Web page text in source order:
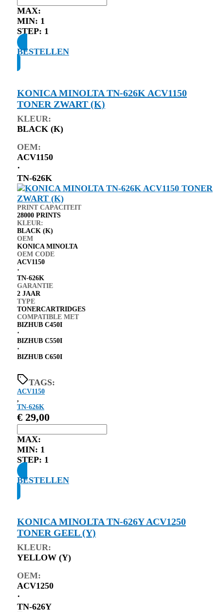
MAX:
MIN: 1
STEP: 1
BESTELLEN
KONICA MINOLTA TN-626K ACV1150
TONER ZWART (K)
KLEUR:
BLACK (K)
OEM:
ACV1150
⋅
TN-626K
PRINT CAPACITEIT
28000 PRINTS
KLEUR:
BLACK (K)
OEM
KONICA MINOLTA
OEM CODE
ACV1150
⋅
TN-626K
GARANTIE
2 JAAR
TYPE
TONERCARTRIDGES
COMPATIBLE MET
BIZHUB C450I
⋅
BIZHUB C550I
⋅
BIZHUB C650I
TAGS:
ACV1150
,
TN-626K
€ 29,00
MAX:
MIN: 1
STEP: 1
BESTELLEN
KONICA MINOLTA TN-626Y ACV1250
TONER GEEL (Y)
KLEUR:
YELLOW (Y)
OEM:
ACV1250
⋅
TN-626Y